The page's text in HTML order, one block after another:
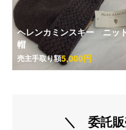
ヘレンカミンスキー ニッ
帽
売主手取り額5,000円
＼ 委託